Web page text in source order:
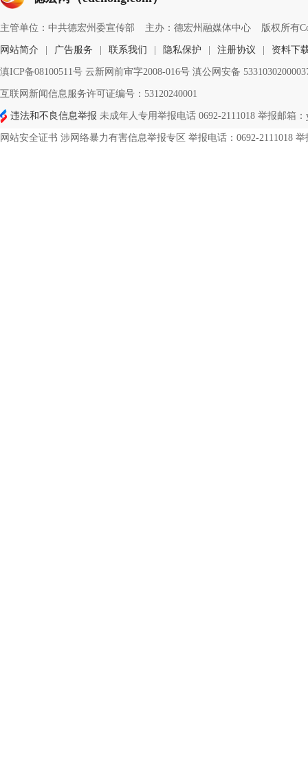
主管单位：中共德宏州委宣传部 主办：德宏州融媒体中心 版权所有
网站简介 | 广告服务 | 联系我们 | 隐私保护 | 注册协议 | 资料下
滇ICP备08100511号 云新网前审字2008-016号 滇公网安备
互联网新闻信息服务许可证编号：53120240001
违法和不良信息举报 未成年人专用举报电话 0692-2111018 举报邮箱：
网站安全证书 涉网络暴力有害信息举报专区 举报电话：0692-2111018 举